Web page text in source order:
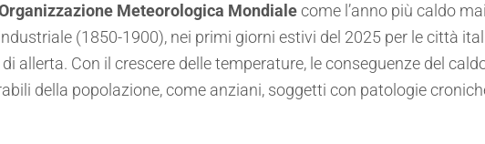
Meteorologica Mondialecome l’anno più caldo
(1850-1900), nei primi giorni estivi del 2025 per le città
allerta. Con il crescere delle temperature, le conseguenze del
della popolazione, come anziani, soggetti con patologie